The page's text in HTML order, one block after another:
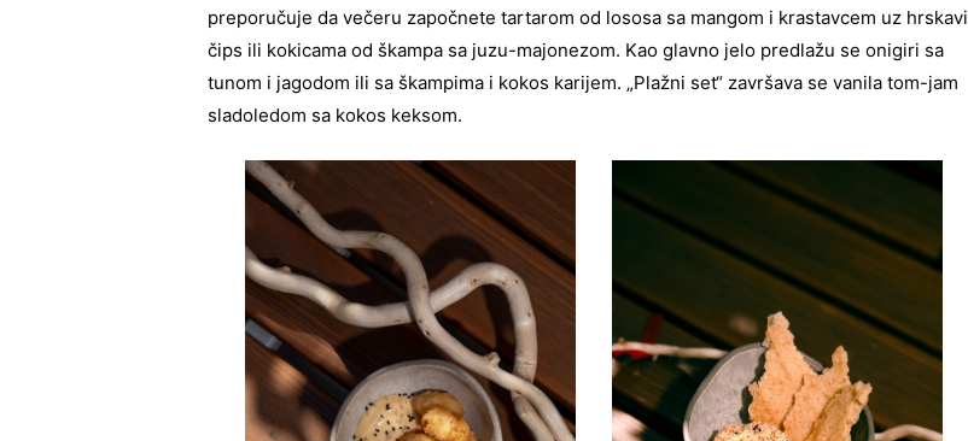
preporučuje da večeru započnete tartarom od lososa sa mangom i krastavcem uz hrskavi
čips ili kokicama od škampa sa juzu-majonezom. Kao glavno jelo predlažu se onigiri sa
tunom i jagodom ili sa škampima i kokos karijem. „Plažni set“ završava se vanila tom-jam
sladoledom sa kokos keksom.